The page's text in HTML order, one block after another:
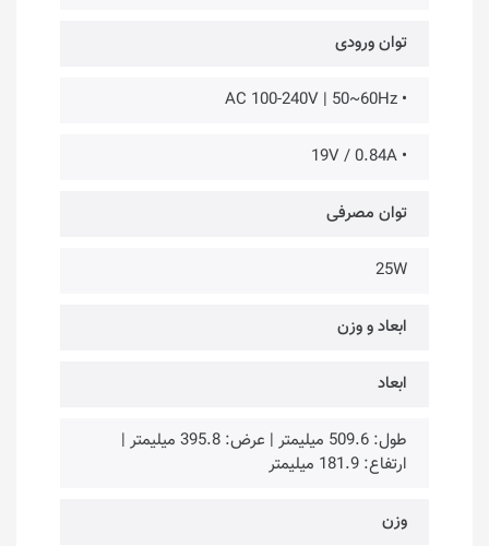
توان ورودی
• AC 100-240V | 50~60Hz
• 19V / 0.84A
توان مصرفی
25W
ابعاد و وزن
ابعاد
طول: 509.6 میلیمتر | عرض: 395.8 میلیمتر |
ارتفاع: 181.9 میلیمتر
وزن